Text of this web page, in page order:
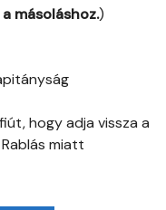
másoláshoz.)
hogy adja vissza a
miatt